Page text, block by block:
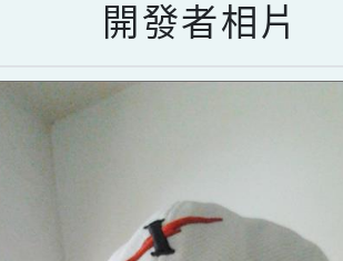
開發者相片